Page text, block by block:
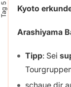
Tag 5 Kyoto
Arashiyama
Tipp: Sei